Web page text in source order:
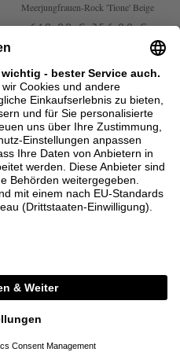
Meerjungfrauen-Rock 'Tione' Beige
640,00 € 256,00 €
MAX MARA